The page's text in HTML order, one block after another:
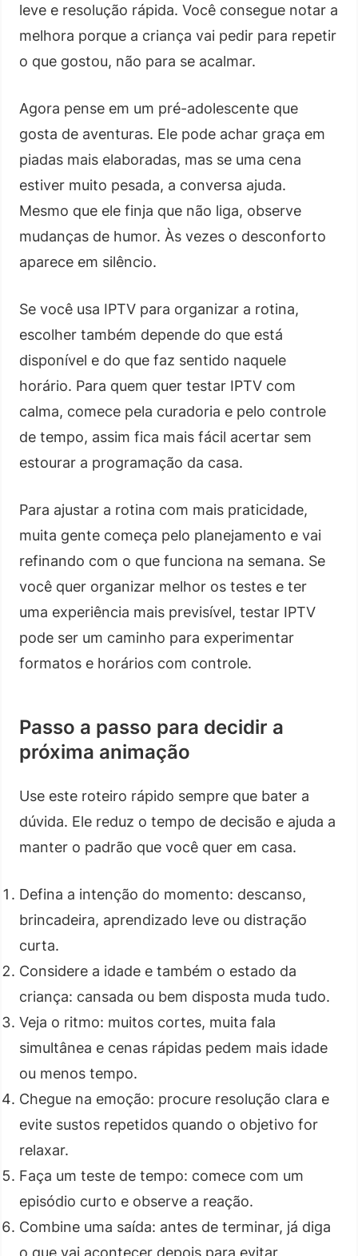
leve e resolução rápida. Você consegue notar a
melhora porque a criança vai pedir para repetir
o que gostou, não para se acalmar.
Agora pense em um pré-adolescente que
gosta de aventuras. Ele pode achar graça em
piadas mais elaboradas, mas se uma cena
estiver muito pesada, a conversa ajuda.
Mesmo que ele finja que não liga, observe
mudanças de humor. Às vezes o desconforto
aparece em silêncio.
Se você usa IPTV para organizar a rotina,
escolher também depende do que está
disponível e do que faz sentido naquele
horário. Para quem quer testar IPTV com
calma, comece pela curadoria e pelo controle
de tempo, assim fica mais fácil acertar sem
estourar a programação da casa.
Para ajustar a rotina com mais praticidade,
muita gente começa pelo planejamento e vai
refinando com o que funciona na semana. Se
você quer organizar melhor os testes e ter
uma experiência mais previsível, testar IPTV
pode ser um caminho para experimentar
formatos e horários com controle.
Passo a passo para decidir a
próxima animação
Use este roteiro rápido sempre que bater a
dúvida. Ele reduz o tempo de decisão e ajuda a
manter o padrão que você quer em casa.
Defina a intenção do momento: descanso,
brincadeira, aprendizado leve ou distração
curta.
Considere a idade e também o estado da
criança: cansada ou bem disposta muda tudo.
Veja o ritmo: muitos cortes, muita fala
simultânea e cenas rápidas pedem mais idade
ou menos tempo.
Chegue na emoção: procure resolução clara e
evite sustos repetidos quando o objetivo for
relaxar.
Faça um teste de tempo: comece com um
episódio curto e observe a reação.
Combine uma saída: antes de terminar, já diga
o que vai acontecer depois para evitar